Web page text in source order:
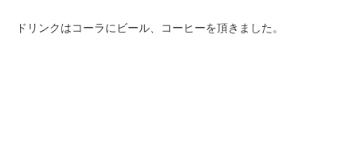
ドリンクはコーラにビール、コーヒーを頂きました。